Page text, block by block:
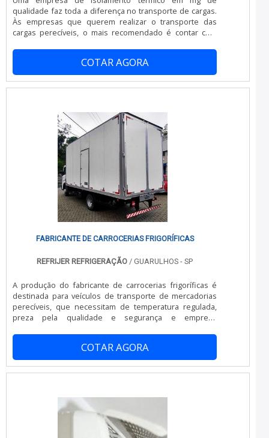
serviços de qualidade. Alguns desses motivos são:
Equipe multidisciplinar de consultores associados;
Profissionais com vasta experiência na área de atuação;
Equipe de alta qualidade; Escritório de alta qualidade
onde são realizadas as atividades; Tecnologia altamente
avançada; Equipamentos de última geração.QUALIDADES
E PONTOS FORTES DA EMPRESANa China Refrigeração
sempre tem a solução mais buscada na área de
conserto de baú refrigerado e montagem de câmara
fria.É uma empresa comprometida com seus serviços e
uma empresa inovadora, padrões alcançados por conter
escritório de alta qualidade onde são realizadas as
atividades e estrutura suficiente para atender todas as
demandas. Tudo isso, somado à performance de uma
equipe multidisciplinar de consultores associados e
colaboradores eficientes, garantem o sucesso de cada
cliente de ponta a ponta.
qualidade faz toda a diferença no transporte de cargas.
Às empresas que querem realizar o transporte das
cargas perecíveis, o mais recomendado é contar com
referência no mercado. Isso porque é necessário ter
materiais de primeira linha ao isolar termicamente um
baú, para que o veículo se adeque aos princípios de
transporte. O baú pode ser acoplado em veículos como:
COTAR AGORA
FABRICANTE DE CARROCERIAS FRIGORÍFICAS
REFRIJER REFRIGERAÇÃO / GUARULHOS - SP
A produção do fabricante de carrocerias frigoríficas é
destinada para veículos de transporte de mercadorias
perecíveis, que necessitam de temperatura regulada,
preza pela qualidade e segurança e emprega
equipamento resistência e durabilidade para
conservação dos produtos.Um fabricante de baús
frigoríficos é uma empresa especializada em baús
refrigerados, que são estruturas que possibilitam o
COTAR AGORA